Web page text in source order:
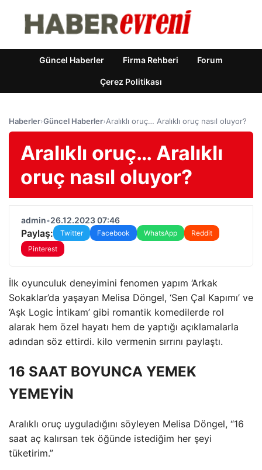
Güncel Haberler Firma Rehberi Forum
Çerez Politikası
Haberler›Güncel Haberler›Aralıklı oruç… Aralıklı oruç nasıl oluyor?
Aralıklı oruç… Aralıklı
oruç nasıl oluyor?
admin•26.12.2023 07:46
Paylaş: Twitter Facebook WhatsApp
Reddit
Pinterest
İlk oyunculuk deneyimini fenomen yapım ‘Arkak
Sokaklar’da yaşayan Melisa Döngel, ‘Sen Çal Kapımı’ ve
‘Aşk Logic İntikam’ gibi romantik komedilerde rol
alarak hem özel hayatı hem de yaptığı açıklamalarla
adından söz ettirdi. kilo vermenin sırrını paylaştı.
16 SAAT BOYUNCA YEMEK
YEMEYİN
Aralıklı oruç uyguladığını söyleyen Melisa Döngel, “16
saat aç kalırsan tek öğünde istediğim her şeyi
tüketirim.”